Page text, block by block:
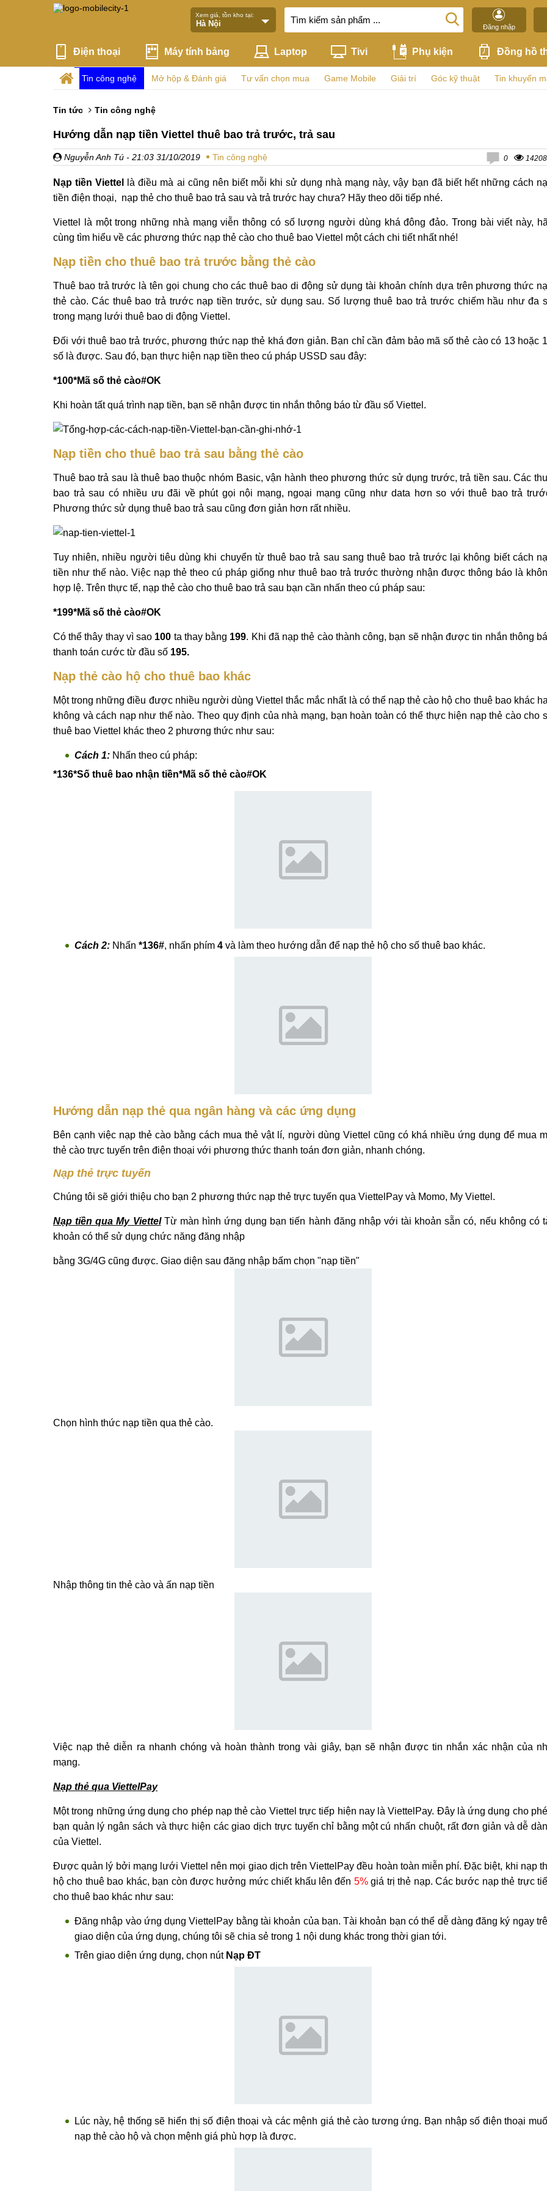
Xem giá, tồn kho tại:
Đăng nhập
Điện thoại Máy tính bảng Laptop Tivi Phụ kiện Đồng hồ
Tin công nghệ Mở hộp & Đánh giá Tư vấn chọn mua Game Mobile Giải trí Góc kỹ thuật Tin khuyến
Tin tức Tin công nghệ
Hướng dẫn nạp tiền Viettel thuê bao trả trước, trả sau
Nguyễn Anh Tú - 21:03 31/10/2019 Tin công nghệ 0 14208
Nạp tiền Viettel
là điều mà ai cũng nên biết mỗi khi sử dụng nhà mạng này, vậy bạn đã biết hết những cách
tiền điện thoại, nạp thẻ cho thuê bao trả sau và trả trước hay chưa? Hãy theo dõi tiếp nhé.
Viettel là một trong những nhà mạng viễn thông có số lượng người dùng khá đông đảo. Trong bài viết này,
cùng tìm hiểu về các phương thức nạp thẻ cào cho thuê bao Viettel một cách chi tiết nhất nhé!
Nạp tiền cho thuê bao trả trước bằng thẻ cào
Thuê bao trả trước là tên gọi chung cho các thuê bao di động sử dụng tài khoản chính dựa trên phương thức
thẻ cào. Các thuê bao trả trước nạp tiền trước, sử dụng sau. Số lượng thuê bao trả trước chiếm hầu như đa
trong mạng lưới thuê bao di động Viettel.
Đối với thuê bao trả trước, phương thức nạp thẻ khá đơn giản. Bạn chỉ cần đảm bảo mã số thẻ cào có 13 hoặc
số là được. Sau đó, bạn thực hiện nạp tiền theo cú pháp USSD sau đây:
*100*Mã số thẻ cào#OK
Khi hoàn tất quá trình nạp tiền, bạn sẽ nhận được tin nhắn thông báo từ đầu số Viettel.
Nạp tiền cho thuê bao trả sau bằng thẻ cào
Thuê bao trả sau là thuê bao thuộc nhóm Basic, vận hành theo phương thức sử dụng trước, trả tiền sau. Các
bao trả sau có nhiều ưu đãi về phút gọi nội mạng, ngoại mạng cũng như data hơn so với thuê bao trả
Phương thức sử dụng thuê bao trả sau cũng đơn giản hơn rất nhiều.
Tuy nhiên, nhiều người tiêu dùng khi chuyển từ thuê bao trả sau sang thuê bao trả trước lại không biết cách
tiền như thế nào. Việc nạp thẻ theo cú pháp giống như thuê bao trả trước thường nhận được thông báo là
hợp lệ. Trên thực tế, nạp thẻ cào cho thuê bao trả sau bạn cần nhấn theo cú pháp sau:
*199*Mã số thẻ cào#OK
Có thể thây thay vì sao 100 ta thay bằng 199. Khi đã nạp thẻ cào thành công, bạn sẽ nhận được tin nhắn thông
thanh toán cước từ đầu số 195.
Nạp thẻ cào hộ cho thuê bao khác
Một trong những điều được nhiều người dùng Viettel thắc mắc nhất là có thể nạp thẻ cào hộ cho thuê bao khác
không và cách nạp như thế nào. Theo quy định của nhà mạng, bạn hoàn toàn có thể thực hiện nạp thẻ cào cho
thuê bao Viettel khác theo 2 phương thức như sau:
Cách 1: Nhấn theo cú pháp:
*136*Số thuê bao nhận tiền*Mã số thẻ cào#OK
Cách 2: Nhấn *136#, nhấn phím 4 và làm theo hướng dẫn để nạp thẻ hộ cho số thuê bao khác.
Hướng dẫn nạp thẻ qua ngân hàng và các ứng dụng
Bên cạnh việc nạp thẻ cào bằng cách mua thẻ vật lí, người dùng Viettel cũng có khá nhiều ứng dụng để mua
thẻ cào trực tuyến trên điện thoại với phương thức thanh toán đơn giản, nhanh chóng.
Nạp thẻ trực tuyến
Chúng tôi sẽ giới thiệu cho bạn 2 phương thức nạp thẻ trực tuyến qua ViettelPay và Momo, My Viettel.
Nạp tiền qua My ViettelTừ màn hình ứng dụng bạn tiến hành đăng nhập với tài khoản sẵn có, nếu không có
khoản có thể sử dụng chức năng đăng nhập
bằng 3G/4G cũng được. Giao diện sau đăng nhập bấm chọn "nạp tiền"
Chọn hình thức nạp tiền qua thẻ cào.
Nhập thông tin thẻ cào và ấn nạp tiền
Việc nạp thẻ diễn ra nhanh chóng và hoàn thành trong vài giây, bạn sẽ nhận được tin nhắn xác nhận của
mạng.
Nạp thẻ qua ViettelPay
Một trong những ứng dụng cho phép nạp thẻ cào Viettel trực tiếp hiện nay là ViettelPay. Đây là ứng dụng cho
bạn quản lý ngân sách và thực hiện các giao dịch trực tuyến chỉ bằng một cú nhấn chuột, rất đơn giản và dễ
của Viettel.
Được quản lý bởi mạng lưới Viettel nên mọi giao dịch trên ViettelPay đều hoàn toàn miễn phí. Đặc biệt, khi nạp
hộ cho thuê bao khác, bạn còn được hưởng mức chiết khấu lên đến 5%giá trị thẻ nạp. Các bước nạp thẻ trực
cho thuê bao khác như sau:
Đăng nhập vào ứng dụng ViettelPay bằng tài khoản của bạn. Tài khoản bạn có thể dễ dàng đăng ký ngay
giao diện của ứng dụng, chúng tôi sẽ chia sẻ trong 1 nội dung khác trong thời gian tới.
Trên giao diện ứng dụng, chọn nút Nạp ĐT
Lúc này, hệ thống sẽ hiển thị số điện thoại và các mệnh giá thẻ cào tương ứng. Bạn nhập số điện thoại
nạp thẻ cào hộ và chọn mệnh giá phù hợp là được.